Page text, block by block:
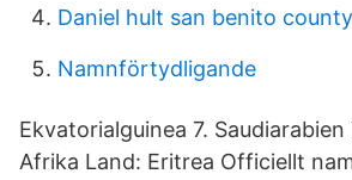
Daniel hult san benito county
Namnförtydligande
Ekvatorialguinea 7.
Afrika Land: Eritrea Officiellt